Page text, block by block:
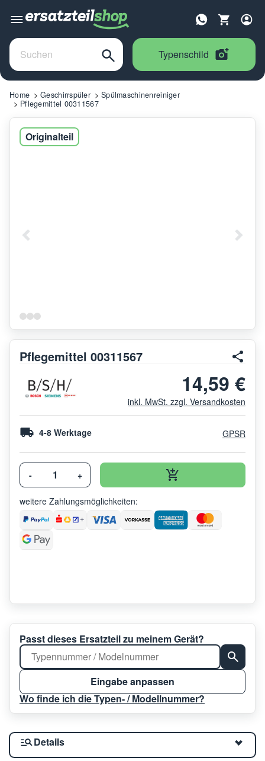
Typenschild
Home Geschirrspüler
Spülmaschinenreiniger
Pflegemittel 00311567
Originalteil
Pflegemittel 00311567
14,59 €
inkl. MwSt. zzgl. Versandkosten
4-8 Werktage GPSR
- +
weitere Zahlungsmöglichkeiten:
Passt dieses Ersatzteil zu meinem Gerät?
Eingabe anpassen
Wo finde ich die Typen- / Modellnummer?
Details